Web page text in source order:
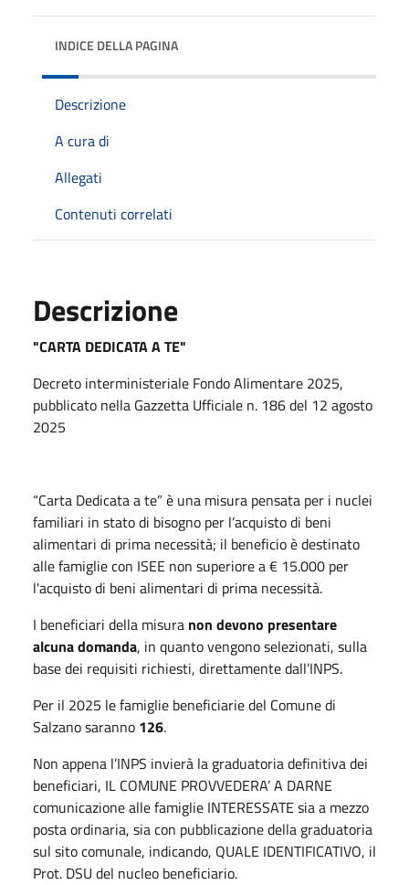
INDICE DELLA PAGINA
Descrizione
A cura di
Allegati
Contenuti correlati
Descrizione
"CARTA DEDICATA A TE"
Decreto interministeriale Fondo Alimentare 2025,
pubblicato nella Gazzetta Ufficiale n. 186 del 12 agosto
2025
“Carta Dedicata a te” è una misura pensata per i nuclei
familiari in stato di bisogno per l’acquisto di beni
alimentari di prima necessità; il beneficio è destinato
alle famiglie con ISEE non superiore a € 15.000 per
l'acquisto di beni alimentari di prima necessità.
I beneficiari della misura non devono presentare
alcuna domanda, in quanto vengono selezionati, sulla
base dei requisiti richiesti, direttamente dall’INPS.
Per il 2025 le famiglie beneficiarie del Comune di
Salzano saranno 126.
Non appena l’INPS invierà la graduatoria definitiva dei
beneficiari, IL COMUNE PROVVEDERA’ A DARNE
comunicazione alle famiglie INTERESSATE sia a mezzo
posta ordinaria, sia con pubblicazione della graduatoria
sul sito comunale, indicando, QUALE IDENTIFICATIVO, il
Prot. DSU del nucleo beneficiario.